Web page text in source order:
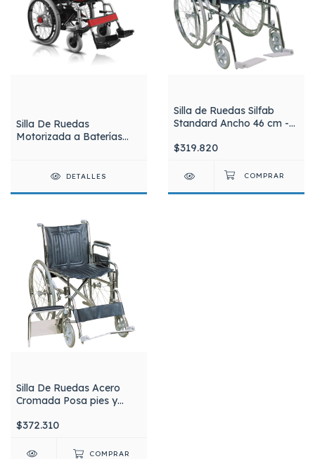
Silla De Ruedas
Motorizada a Baterías
DETALLES
Silla de Ruedas Silfab
Standard Ancho 46 cm -
$319.820
Silla De Ruedas Acero
Cromada Posa pies y
Desmontables Silfab
$372.310
COMPRAR